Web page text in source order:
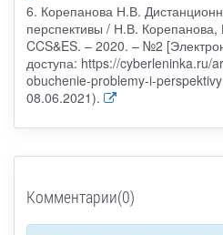
6. Корепанова Н.В.
перспективы / Н.В.
CCS&ES. – 2020. – №2
доступа: https://cyberleninka.ru/
obuchenie-problemy-i-
08.06.2021).
Комментарии(0)